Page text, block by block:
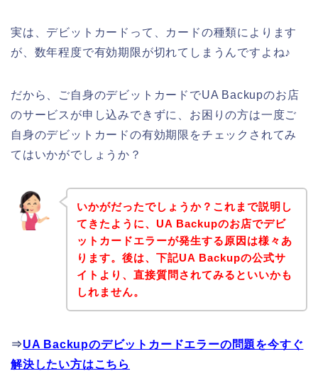
実は、デビットカードって、カードの種類によります
が、数年程度で有効期限が切れてしまうんですよね♪
だから、ご自身のデビットカードでUA Backupのお店
のサービスが申し込みできずに、お困りの方は一度ご
自身のデビットカードの有効期限をチェックされてみ
てはいかがでしょうか？
いかがだったでしょうか？これまで説明し
てきたように、UA Backupのお店でデビ
ットカードエラーが発生する原因は様々あ
ります。後は、下記UA Backupの公式サ
イトより、直接質問されてみるといいかも
しれません。
⇒UA Backupのデビットカードエラーの問題を今すぐ
解決したい方はこちら